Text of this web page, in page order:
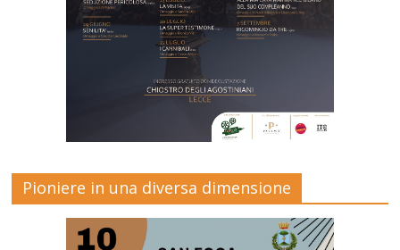
Pioniere in una diversa dimensione